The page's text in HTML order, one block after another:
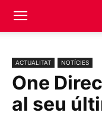
ACTUALITAT NOTÍCIES
One
al seu